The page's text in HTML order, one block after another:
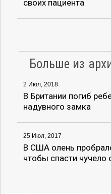
своих пациента
Больше из
2 Июл, 2018
В Британии погиб
надувного замка
25 Июл, 2017
В США олень
чтобы спасти чучело